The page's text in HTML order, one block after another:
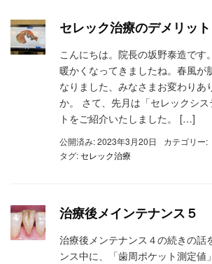
セレック治療のデメリット
こんにちは。院長の坂野泰造です
暖かくなってきましたね。春風が
なりました、みなさまお変わりあ
か。 さて、先月は「セレックシ
トをご紹介いたしました。 […]
公開済み: 2023年3月20日 カテゴリー:
タグ:セレック治療
治療後メインテナンス５
治療後メンテナンス４の続きの話
ンス中に、「歯周ポケット測定値